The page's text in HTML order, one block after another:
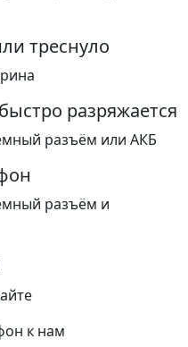
треснуло
разряжается
разъём или АКБ
разъём и
к нам